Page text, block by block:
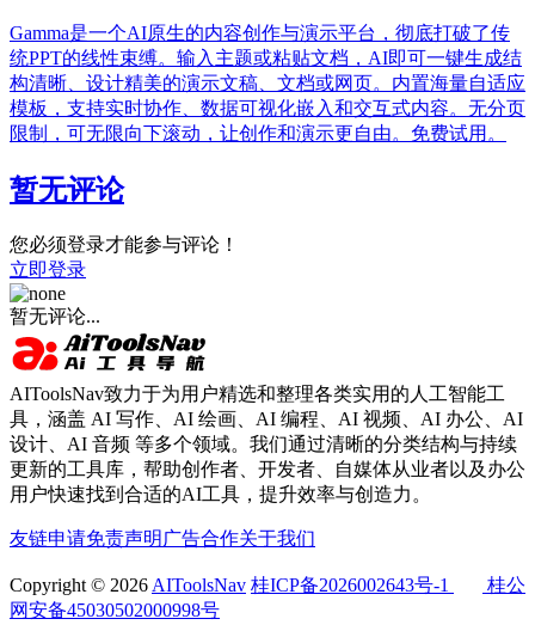
Gamma是一个AI原生的内容创作与演示平台，彻底打破了传
统PPT的线性束缚。输入主题或粘贴文档，AI即可一键生成结
构清晰、设计精美的演示文稿、文档或网页。内置海量自适应
模板，支持实时协作、数据可视化嵌入和交互式内容。无分页
限制，可无限向下滚动，让创作和演示更自由。免费试用。
暂无评论
您必须登录才能参与评论！
立即登录
暂无评论...
AIToolsNav致力于为用户精选和整理各类实用的人工智能工
具，涵盖 AI 写作、AI 绘画、AI 编程、AI 视频、AI 办公、AI
设计、AI 音频 等多个领域。我们通过清晰的分类结构与持续
更新的工具库，帮助创作者、开发者、自媒体从业者以及办公
用户快速找到合适的AI工具，提升效率与创造力。
友链申请免责声明 广告合作关于我们
Copyright © 2026 AIToolsNav 桂ICP备2026002643号-1
桂公
网安备45030502000998号